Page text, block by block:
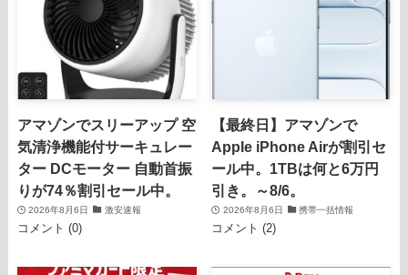
アマゾンでスリーアップ 空
気清浄機能付サーキュレー
ター DCモーター 自動首振
りが74％割引セール中。
2026年8月6日 激安速報
コメント (0)
【最終日】アマゾンで
Apple iPhone Airが割引セ
ール中。1TBは何と6万円
引き。～8/6。
2026年8月6日 携帯一括情報
コメント (2)